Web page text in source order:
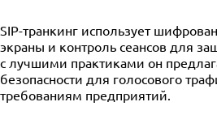
SIP-транкинг использует
экраны и контроль сеансов для
с лучшими практиками он
безопасности для голосового
требованиям предприятий.